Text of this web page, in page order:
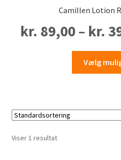
Camillen Lotion
kr. 89,00 – kr.
Vælg
Viser 1 resultat